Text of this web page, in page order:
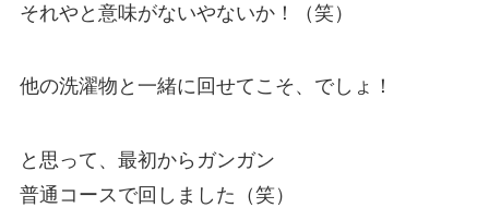
それやと意味がないやないか！（笑）
他の洗濯物と一緒に回せてこそ、でしょ！
と思って、最初からガンガン
普通コースで回しました（笑）